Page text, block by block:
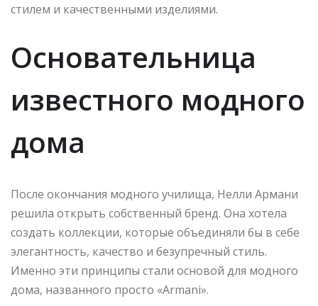
стилем и качественными изделиями.
Основательница
известного модного
дома
После окончания модного училища, Нелли Армани
решила открыть собственный бренд. Она хотела
создать коллекции, которые объединяли бы в себе
элегантность, качество и безупречный стиль.
Именно эти принципы стали основой для модного
дома, названного просто «Armani».